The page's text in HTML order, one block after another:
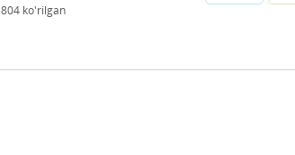
804 ko'rilgan